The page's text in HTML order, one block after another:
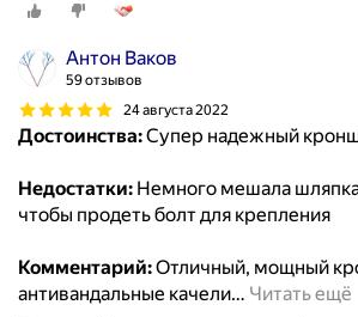
Антон Ваков
59 отзывов
24 августа 2022
Достоинства:Супер надежный
Недостатки: Немного мешала
чтобы продеть болт для крепления
Комментарий:Отличный, мощный
антивандальные качели… Читать ещё